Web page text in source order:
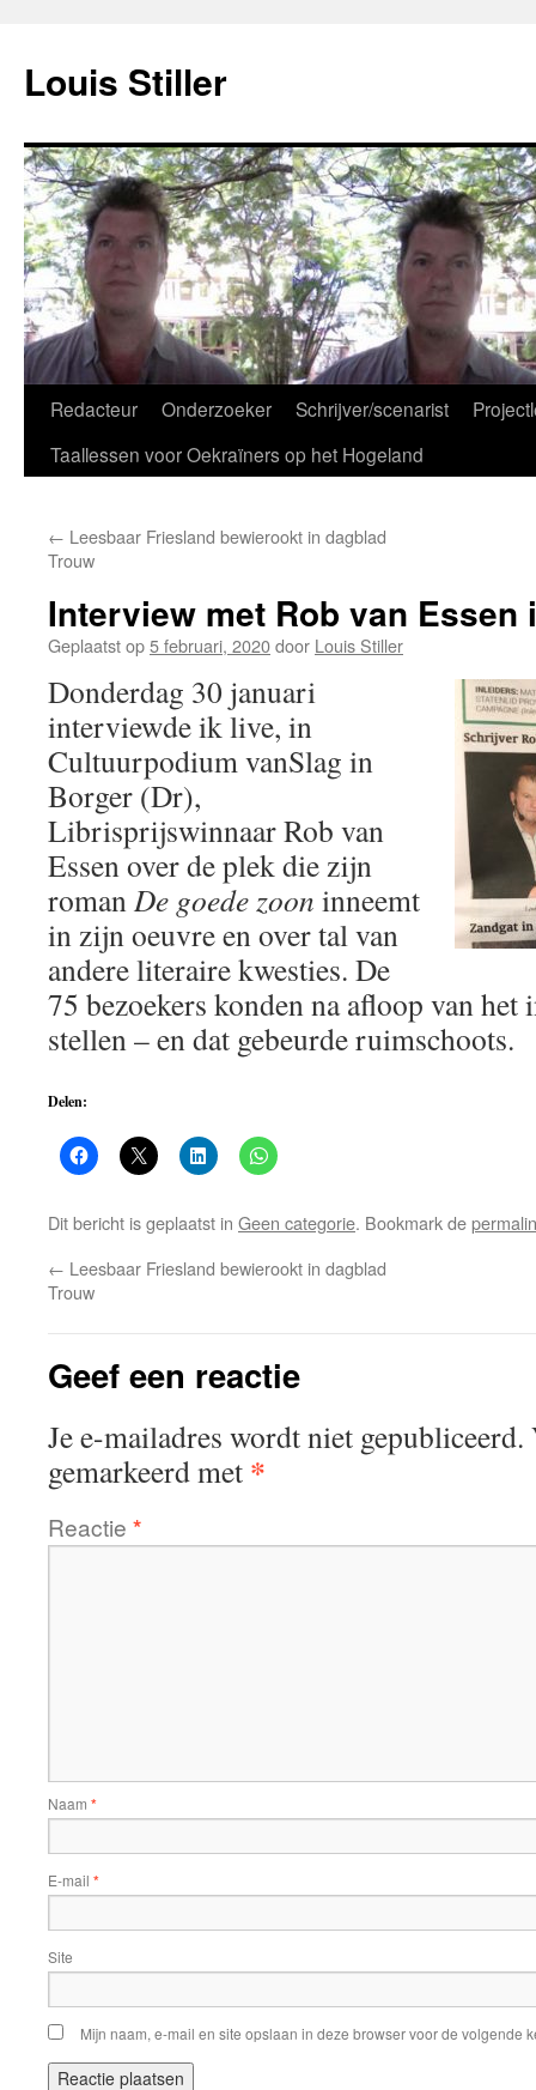
inhoud
Louis Stiller
Redacteur Onderzoeker Schrijver/scenarist
Taallessen voor Oekraïners op het Hogeland
← Leesbaar Friesland bewierookt in dagblad
Trouw
Interview met Rob van Essen
Geplaatst op5 februari, 2020door Louis Stiller
Donderdag 30 januari
interviewde ik live, in
Cultuurpodium vanSlag in
Borger (Dr),
Librisprijswinnaar Rob van
Essen over de plek die zijn
romanDe goede zoon inneemt
in zijn oeuvre en over tal van
andere literaire kwesties. De
75 bezoekers konden na afloop van
stellen – en dat gebeurde ruimschoots.
Delen:
Dit bericht is geplaatst in Geen categorie. Bookmark de
← Leesbaar Friesland bewierookt in dagblad
Trouw
Geef een reactie
Je e-mailadres wordt niet gepubliceerd.
gemarkeerd met *
Reactie *
Naam *
E-mail *
Site
Mijn naam, e-mail en site opslaan in deze browser voor de volgende